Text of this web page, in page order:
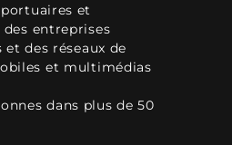
et
entreprises
des réseaux de
et multimédias
dans plus de 50